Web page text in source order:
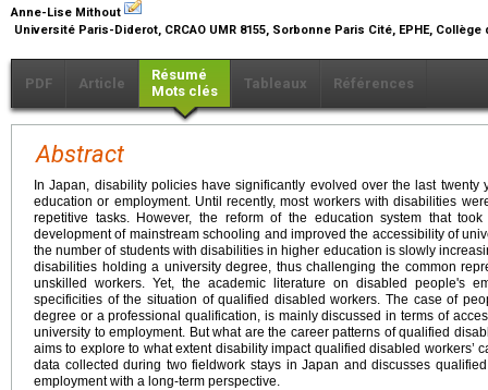
Anne-Lise Mithout
Université Paris-Diderot, CRCAO UMR 8155, Sorbonne Paris Cité, EPHE,
PDF Article
Résumé
Mots clés
Tableaux Références
Abstract
In Japan, disability policies have significantly evolved over the last
education or employment. Until recently, most workers with disabilities
repetitive tasks. However, the reform of the education system that
development of mainstream schooling and improved the accessibility of
the number of students with disabilities in higher education is slowly
disabilities holding a university degree, thus challenging the common
unskilled workers. Yet, the academic literature on disabled people's
specificities of the situation of qualified disabled workers. The case of
degree or a professional qualification, is mainly discussed in terms of
university to employment. But what are the career patterns of qualified
aims to explore to what extent disability impact qualified disabled workers’
data collected during two fieldwork stays in Japan and discusses
employment with a long-term perspective.